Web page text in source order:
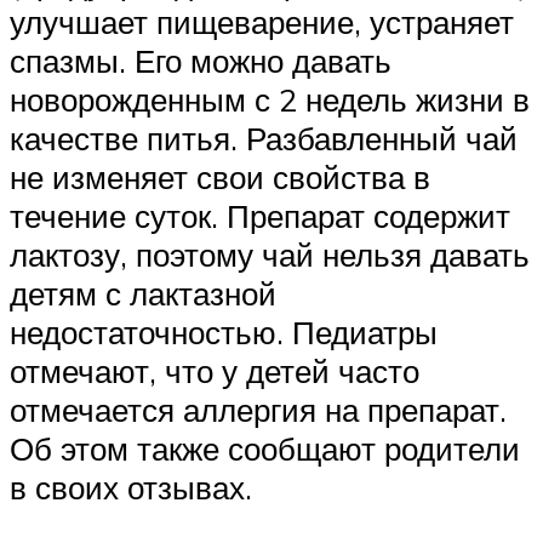
улучшает пищеварение, устраняет
спазмы. Его можно давать
новорожденным с 2 недель жизни в
качестве питья. Разбавленный чай
не изменяет свои свойства в
течение суток. Препарат содержит
лактозу, поэтому чай нельзя давать
детям с лактазной
недостаточностью. Педиатры
отмечают, что у детей часто
отмечается аллергия на препарат.
Об этом также сообщают родители
в своих отзывах.